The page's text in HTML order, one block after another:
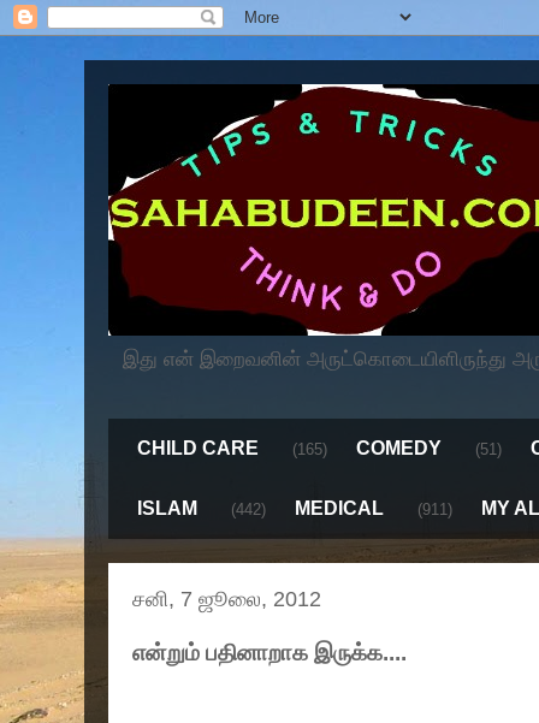
இது என் இறைவனின் அருட்கொடையிளிருந்து
CHILD CARE (165) COMEDY (51)
ISLAM (442) MEDICAL (911) MY
சனி, 7 ஜூலை, 2012
என்றும் பதினாறாக இருக்க....